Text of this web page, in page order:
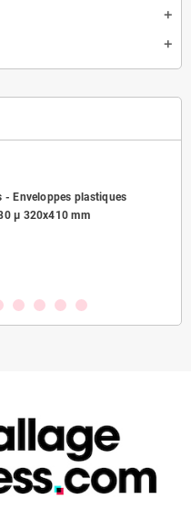
- Enveloppes plastiques
µ 320x410 mm